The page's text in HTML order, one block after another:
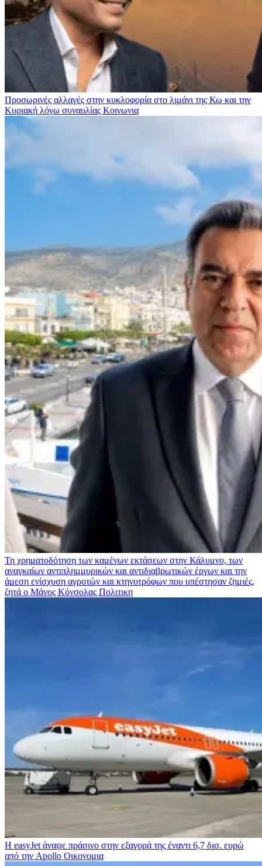
Προσωρινές αλλαγές στην κυκλοφορία στο λιμάνι της Κω και την
Κυριακή λόγω συναυλίας Κοινωνια
Τη χρηματοδότηση των καμένων εκτάσεων στην Κάλυμνο, των
αναγκαίων αντιπλημμυρικών και αντιδιαβρωτικών έργων και την
άμεση ενίσχυση αγροτών και κτηνοτρόφων που υπέστησαν ζημιές,
ζητά ο Μάνος Κόνσολας Πολιτικη
Η easyJet άναψε πράσινο στην εξαγορά της έναντι 6,7 δισ. ευρώ
από την Apollo Οικονομια